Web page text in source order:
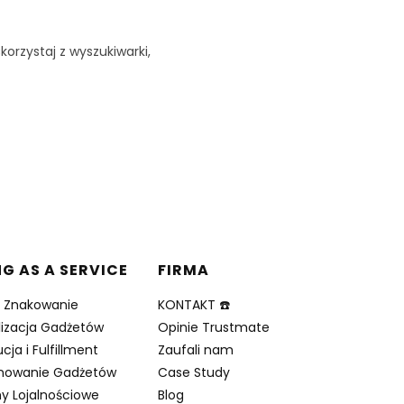
z wyszukiwarki,
AS A SERVICE
Znakowanie
Gadżetów
i Fulfillment
Gadżetów
Lojalnościowe
FIRMA
KONTAKT ☎️
Opinie Trustmate
Zaufali nam
Case Study
Blog